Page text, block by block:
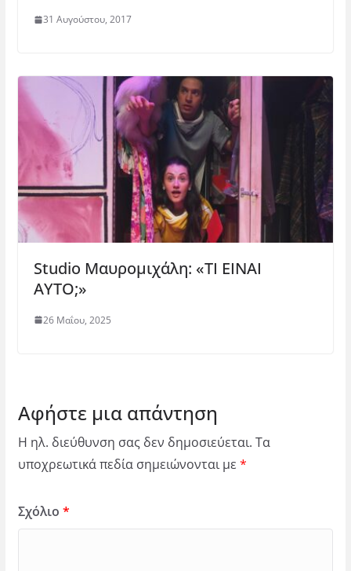
31 Αυγούστου, 2017
Studio Μαυρομιχάλη: «ΤΙ ΕΙΝΑΙ
ΑΥΤΟ;»
26 Μαΐου, 2025
Αφήστε μια απάντηση
Η ηλ. διεύθυνση σας δεν δημοσιεύεται. Τα
υποχρεωτικά πεδία σημειώνονται με *
Σχόλιο *